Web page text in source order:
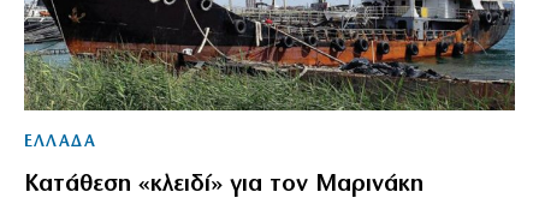
ΕΛΛΑΔΑ
Κατάθεση «κλειδί» για τον Μαρινάκη